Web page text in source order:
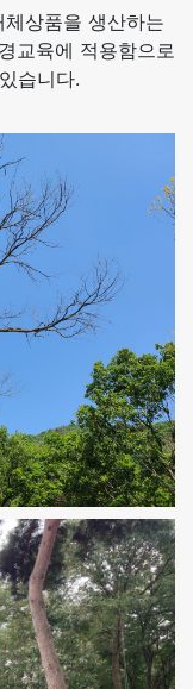
상품을 생산하는
교육에 적용함으로
습니다.